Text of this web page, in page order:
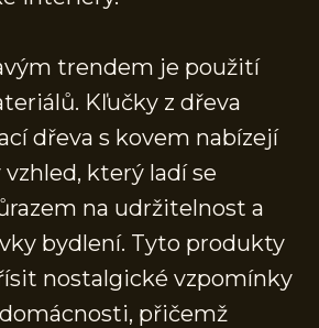
trendem je použití
Kľučky z dřeva
dřeva s kovem nabízejí
který ladí se
na udržitelnost a
bydlení. Tyto produkty
nostalgické vzpomínky
přičemž